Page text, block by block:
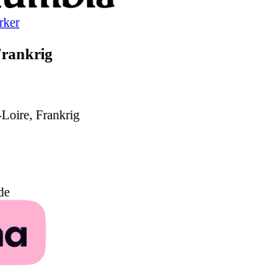
Frankrig